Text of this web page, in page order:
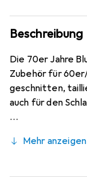
Beschreibung
Die 70er Jahre
Zubehör für
geschnitten,
auch für den
Mehr anzeigen